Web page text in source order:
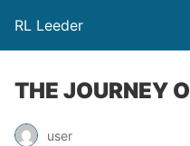
RL Leeder
THE JOURNEY
user